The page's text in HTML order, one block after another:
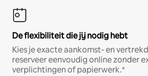
De flexibiliteit die jij nodig hebt
Kies je exacte aankomst- en
reserveer eenvoudig online zonder
verplichtingen of papierwerk.*